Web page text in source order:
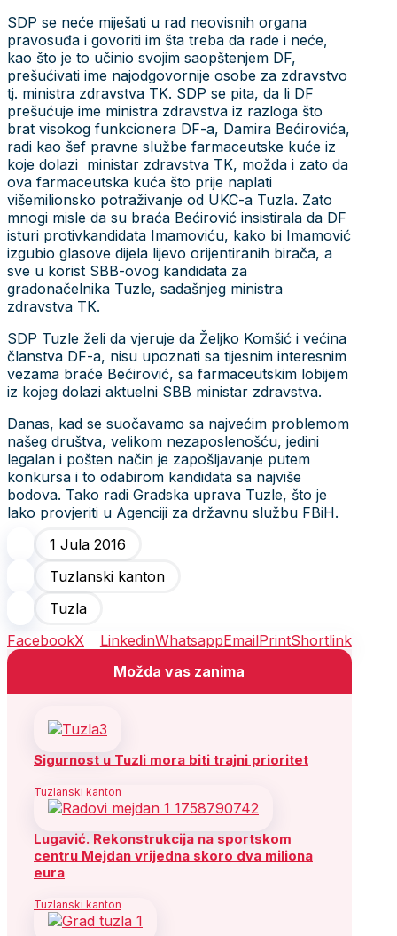
SDP se neće miješati u rad neovisnih organa
pravosuđa i govoriti im šta treba da rade i neće,
kao što je to učinio svojim saopštenjem DF,
prešućivati ime najodgovornije osobe za zdravstvo
tj. ministra zdravstva TK. SDP se pita, da li DF
prešućuje ime ministra zdravstva iz razloga što
brat visokog funkcionera DF-a, Damira Bećirovića,
radi kao šef pravne službe farmaceutske kuće iz
koje dolazi ministar zdravstva TK, možda i zato da
ova farmaceutska kuća što prije naplati
višemilionsko potraživanje od UKC-a Tuzla. Zato
mnogi misle da su braća Bećirović insistirala da DF
isturi protivkandidata Imamoviću, kako bi Imamović
izgubio glasove dijela lijevo orijentiranih birača, a
sve u korist SBB-ovog kandidata za
gradonačelnika Tuzle, sadašnjeg ministra
zdravstva TK.
SDP Tuzle želi da vjeruje da Željko Komšić i većina
članstva DF-a, nisu upoznati sa tijesnim interesnim
vezama braće Bećirović, sa farmaceutskim lobijem
iz kojeg dolazi aktuelni SBB ministar zdravstva.
Danas, kad se suočavamo sa najvećim problemom
našeg društva, velikom nezaposlenošću, jedini
legalan i pošten način je zapošljavanje putem
konkursa i to odabirom kandidata sa najviše
bodova. Tako radi Gradska uprava Tuzle, što je
lako provjeriti u Agenciji za državnu službu FBiH.
1 Jula 2016
Tuzlanski kanton
Tuzla
FacebookX LinkedinWhatsappEmailPrintShortlink
Možda vas zanima
Sigurnost u Tuzli mora biti trajni prioritet
Tuzlanski kanton
Lugavić. Rekonstrukcija na sportskom
centru Mejdan vrijedna skoro dva miliona
eura
Tuzlanski kanton